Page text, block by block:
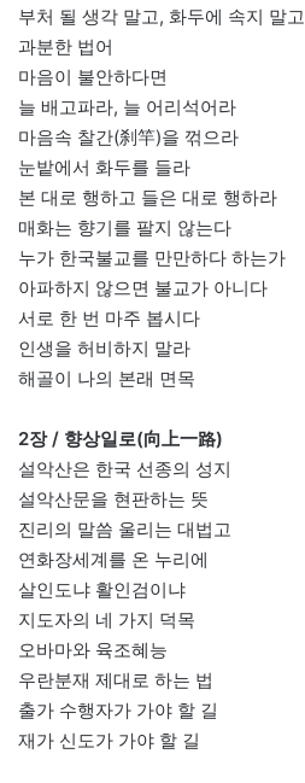
부처 될 생각 말고, 화두에 속지 말고
과분한 법어
마음이 불안하다면
늘 배고파라, 늘 어리석어라
마음속 찰간(刹竿)을 꺾으라
눈밭에서 화두를 들라
본 대로 행하고 들은 대로 행하라
매화는 향기를 팔지 않는다
누가 한국불교를 만만하다 하는가
아파하지 않으면 불교가 아니다
서로 한 번 마주 봅시다
인생을 허비하지 말라
해골이 나의 본래 면목
2장 / 향상일로(向上一路)
설악산은 한국 선종의 성지
설악산문을 현판하는 뜻
진리의 말씀 울리는 대법고
연화장세계를 온 누리에
살인도냐 활인검이냐
지도자의 네 가지 덕목
오바마와 육조혜능
우란분재 제대로 하는 법
출가 수행자가 가야 할 길
재가 신도가 가야 할 길